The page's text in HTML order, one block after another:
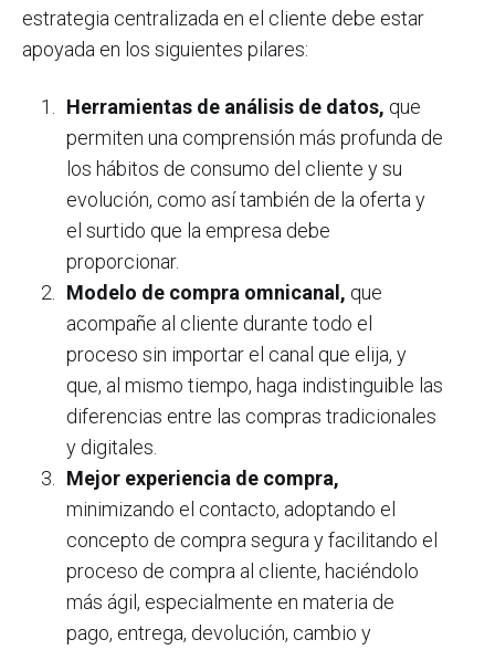
estrategia centralizada en el cliente debe estar
apoyada en los siguientes pilares:
Herramientas de análisis de datos, que
permiten una comprensión más profunda de
los hábitos de consumo del cliente y su
evolución, como así también de la oferta y
el surtido que la empresa debe
proporcionar.
Modelo de compra omnicanal, que
acompañe al cliente durante todo el
proceso sin importar el canal que elija, y
que, al mismo tiempo, haga indistinguible las
diferencias entre las compras tradicionales
y digitales.
Mejor experiencia de compra,
minimizando el contacto, adoptando el
concepto de compra segura y facilitando el
proceso de compra al cliente, haciéndolo
más ágil, especialmente en materia de
pago, entrega, devolución, cambio y